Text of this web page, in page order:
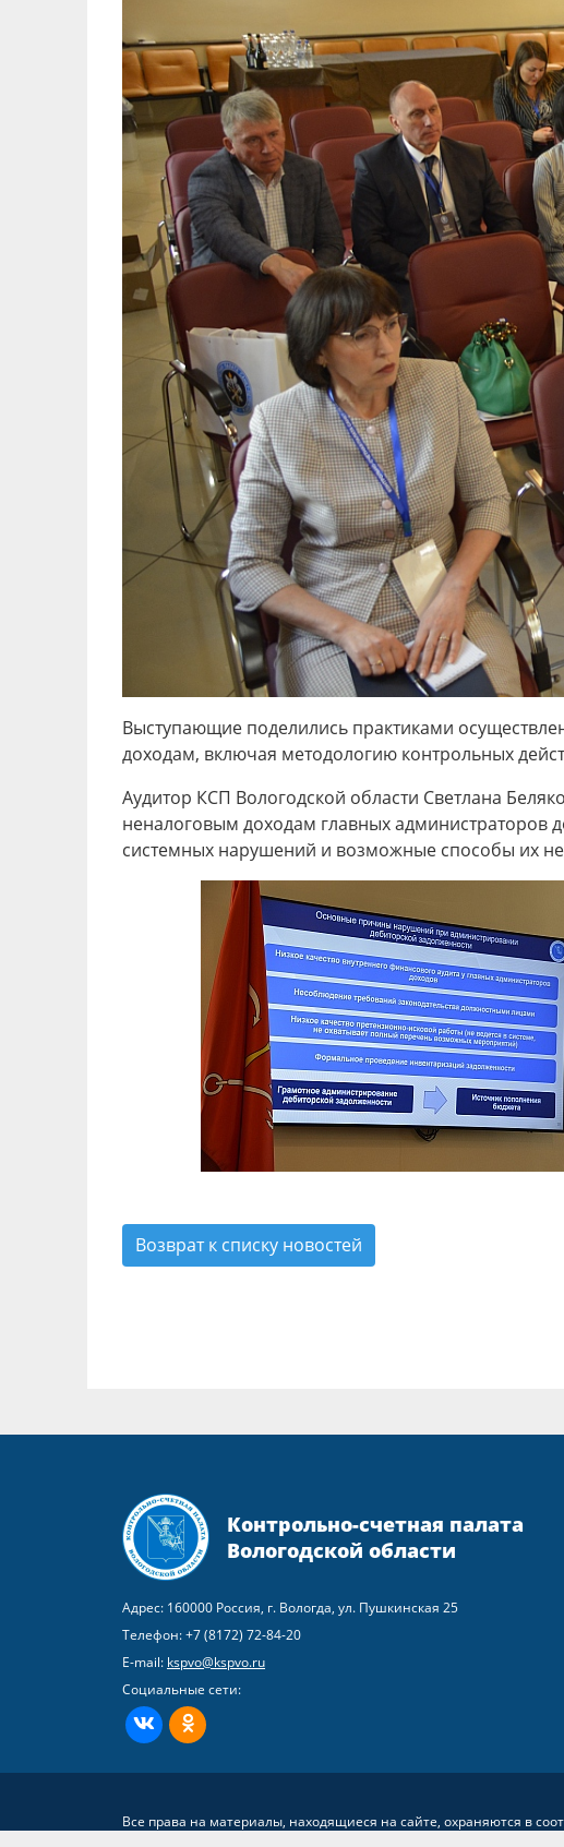
Выступающие поделились практиками
доходам, включая методологию контрольных
Аудитор КСП Вологодской области Светлана
неналоговым доходам главных
системных нарушений и возможные способы их
Возврат к списку новостей
Контрольно-счетная палата
Вологодской области
Адрес: 160000 Россия, г. Вологда, ул. Пушкинская 25
Телефон:+7 (8172) 72-84-20
E-mail: kspvo@kspvo.ru
Социальные сети:
ВКонтактеОдноклассники
Все права на материалы, находящиеся на сайте, охраняются в